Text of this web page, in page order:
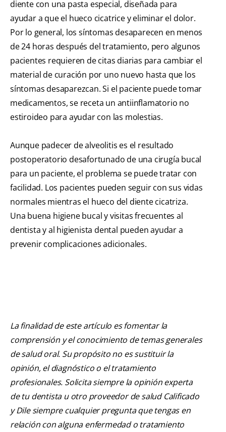
diente con una pasta especial, diseñada para
ayudar a que el hueco cicatrice y eliminar el dolor.
Por lo general, los síntomas desaparecen en menos
de 24 horas después del tratamiento, pero algunos
pacientes requieren de citas diarias para cambiar el
material de curación por uno nuevo hasta que los
síntomas desaparezcan. Si el paciente puede tomar
medicamentos, se receta un antiinflamatorio no
estiroideo para ayudar con las molestias.
Aunque padecer de alveolitis es el resultado
postoperatorio desafortunado de una cirugía bucal
para un paciente, el problema se puede tratar con
facilidad. Los pacientes pueden seguir con sus vidas
normales mientras el hueco del diente cicatriza.
Una buena higiene bucal y visitas frecuentes al
dentista y al higienista dental pueden ayudar a
prevenir complicaciones adicionales.
La finalidad de este artículo es fomentar la
comprensión y el conocimiento de temas generales
de salud oral. Su propósito no es sustituir la
opinión, el diagnóstico o el tratamiento
profesionales. Solicita siempre la opinión experta
de tu dentista u otro proveedor de salud Calificado
y Dile siempre cualquier pregunta que tengas en
relación con alguna enfermedad o tratamiento